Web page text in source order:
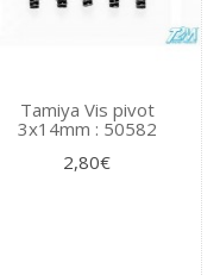
Tamiya Vis pivot
3x14mm : 50582
2,80€